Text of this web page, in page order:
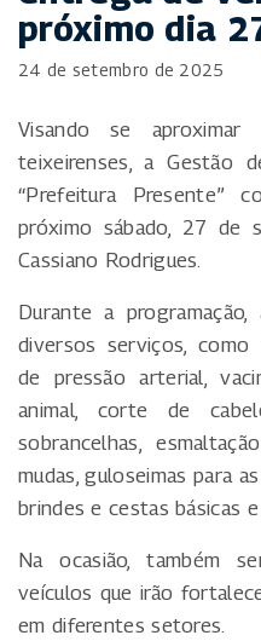
próximo dia
24 de setembro de 2025
Visando se aproximar
teixeirenses, a Gestão
“Prefeitura Presente”
próximo sábado, 27 de
Cassiano Rodrigues.
Durante a
diversos serviços, como
de pressão arterial,
animal, corte de
sobrancelhas,
mudas, guloseimas para
brindes e cestas básicas
Na ocasião, também
veículos que irão
em diferentes setores.